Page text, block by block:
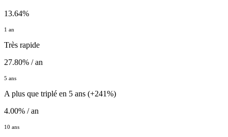
13.64%
1 an
Très rapide
27.80% / an
5 ans
A plus que triplé en 5 ans (+241%)
4.00% / an
10 ans